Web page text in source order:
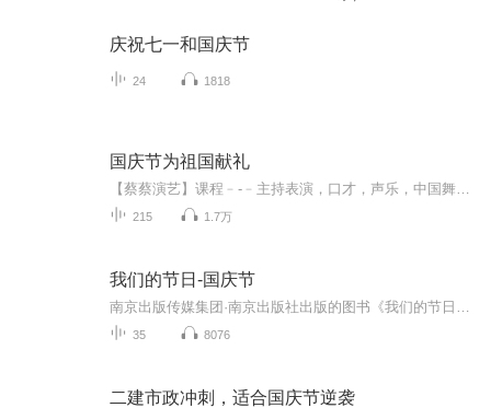
庆祝七一和国庆节
24 1818
国庆节为祖国献礼
215 1.7万
我们的节日-国庆节
35 8076
二建市政冲刺，适合国庆节逆袭